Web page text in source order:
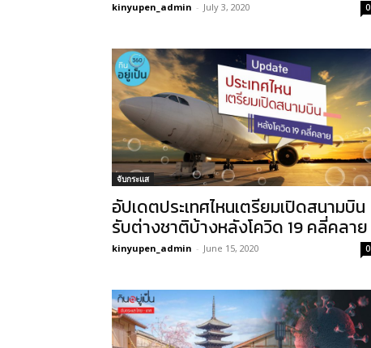
kinyupen_admin - July 3, 2020 0
จับกระแส
อัปเดตประเทศไหนเตรียมเปิดสนามบิน
รับต่างชาติบ้างหลังโควิด 19 คลี่คลาย
kinyupen_admin - June 15, 2020 0